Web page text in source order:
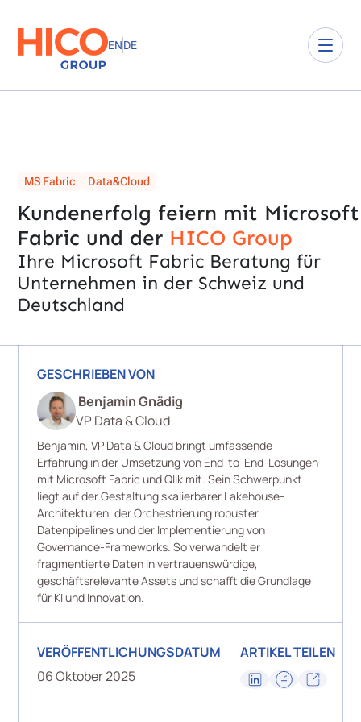
ENDE
MS Fabric Data&Cloud
Kundenerfolg feiern mit Microsoft
Fabric und der HICO Group
Ihre Microsoft Fabric Beratung für
Unternehmen in der Schweiz und
Deutschland
GESCHRIEBEN VON
Benjamin Gnädig
VP Data & Cloud
Benjamin, VP Data & Cloud bringt umfassende
Erfahrung in der Umsetzung von End-to-End-Lösungen
mit Microsoft Fabric und Qlik mit. Sein Schwerpunkt
liegt auf der Gestaltung skalierbarer Lakehouse-
Architekturen, der Orchestrierung robuster
Datenpipelines und der Implementierung von
Governance-Frameworks. So verwandelt er
fragmentierte Daten in vertrauenswürdige,
geschäftsrelevante Assets und schafft die Grundlage
für KI und Innovation.
VERÖFFENTLICHUNGSDATUM
06 Oktober 2025
ARTIKEL TEILEN